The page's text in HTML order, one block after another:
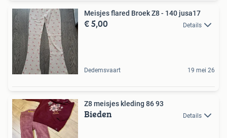
Meisjes flared Broek Z8 - 140 jusa17
€ 5,00 Details
Dedemsvaart 19 mei 26
Z8 meisjes kleding 86 93
Bieden Details